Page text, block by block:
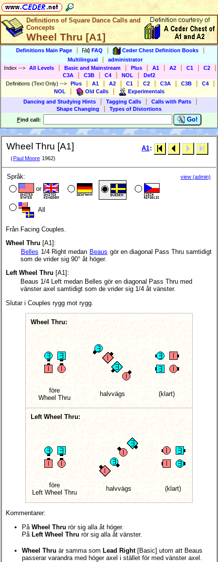
Definitions of Square Dance Calls and
Concepts
Wheel Thru [A1]
Definitions Main Page FAQ Ceder Chest Definition Books
Multilingual
administrator
Index --> All Levels Basic and Mainstream Plus A1 A2 C1 C2
C3A C3B C4 NOL
Def2
Definitions (Text Only) --> Plus A1 A2 C1 C2 C3A C3B C4
NOL Old Calls
Experimentals
Dancing and Studying Hints
Tagging Calls Calls with Parts
Shape Changing
Types of Distortions
Find call: Go!
Wheel Thru [A1]
( Paul Moore 1962)
A1:
Språk:
or
All
view (admin)
Från Facing Couples.
Wheel Thru [A1]:
Belles 1/4 Right medan Beaus gör en diagonal Pass Thru samtidigt
som de vrider sig 90° åt höger.
Left Wheel Thru [A1]:
Beaus 1/4 Left medan Belles gör en diagonal Pass Thru med
vänster axel samtidigt som de vrider sig 1/4 åt vänster.
Slutar i Couples rygg mot rygg.
Wheel Thru:
före
Wheel Thru
halvvägs (klart)
Left Wheel Thru:
före
Left Wheel Thru
halvvägs (klart)
Kommentarer:
På Wheel Thru rör sig alla åt höger.
På Left Wheel Thru rör sig alla åt vänster.
Wheel Thru är samma som Lead Right[Basic] utom att Beaus
passerar varandra med höger axel i stället för med vänster axel.